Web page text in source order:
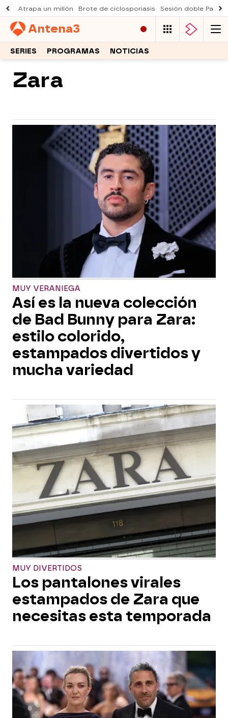
Atrapa un millón Brote de ciclosporiasis Sesión doble
Antena3
SERIES PROGRAMAS NOTICIAS
Zara
MUY VERANIEGA
Así es la nueva colección
de Bad Bunny para Zara:
estilo colorido,
estampados divertidos y
mucha variedad
MUY DIVERTIDOS
Los pantalones virales
estampados de Zara que
necesitas esta temporada